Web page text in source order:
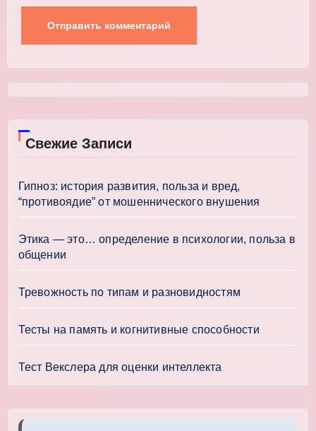
Свежие Записи
Гипноз: история развития, польза и вред,
“противоядие” от мошеннического внушения
Этика — это… определение в психологии, польза в
общении
Тревожность по типам и разновидностям
Тесты на память и когнитивные способности
Тест Векслера для оценки интеллекта